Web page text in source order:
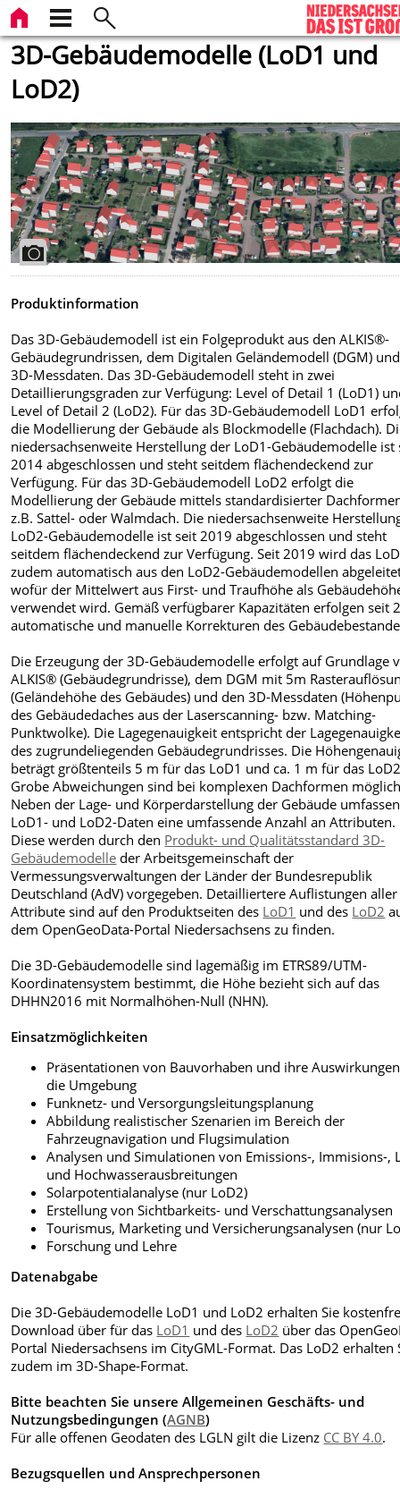
3D-Gebäudemodelle (LoD1 und
LoD2)
Produktinformation
Das 3D-Gebäudemodell ist ein Folgeprodukt aus den ALKIS®-
Gebäudegrundrissen, dem Digitalen Geländemodell (DGM)
3D-Messdaten. Das 3D-Gebäudemodell steht in zwei
Detaillierungsgraden zur Verfügung: Level of Detail 1 (LoD1)
Level of Detail 2 (LoD2). Für das 3D-Gebäudemodell LoD1
die Modellierung der Gebäude als Blockmodelle (Flachdach).
niedersachsenweite Herstellung der LoD1-Gebäudemodelle ist
2014 abgeschlossen und steht seitdem flächendeckend zur
Verfügung. Für das 3D-Gebäudemodell LoD2 erfolgt die
Modellierung der Gebäude mittels standardisierter
z.B. Sattel- oder Walmdach. Die niedersachsenweite
LoD2-Gebäudemodelle ist seit 2019 abgeschlossen und steht
seitdem flächendeckend zur Verfügung. Seit 2019 wird das
zudem automatisch aus den LoD2-Gebäudemodellen
wofür der Mittelwert aus First- und Traufhöhe als
verwendet wird. Gemäß verfügbarer Kapazitäten erfolgen seit
automatische und manuelle Korrekturen des
Die Erzeugung der 3D-Gebäudemodelle erfolgt auf Grundlage
ALKIS® (Gebäudegrundrisse), dem DGM mit 5m
(Geländehöhe des Gebäudes) und den 3D-Messdaten
des Gebäudedaches aus der Laserscanning- bzw. Matching-
Punktwolke). Die Lagegenauigkeit entspricht der
des zugrundeliegenden Gebäudegrundrisses. Die
beträgt größtenteils 5 m für das LoD1 und ca. 1 m für das
Grobe Abweichungen sind bei komplexen Dachformen
Neben der Lage- und Körperdarstellung der Gebäude
LoD1- und LoD2-Daten eine umfassende Anzahl an Attributen.
Diese werden durch den Produkt- und Qualitätsstandard 3D-
Gebäudemodelle der Arbeitsgemeinschaft der
Vermessungsverwaltungen der Länder der Bundesrepublik
Deutschland (AdV) vorgegeben. Detailliertere Auflistungen aller
Attribute sind auf den Produktseiten des LoD1 und des LoD2
dem OpenGeoData-Portal Niedersachsens zu finden.
Die 3D-Gebäudemodelle sind lagemäßig im ETRS89/UTM-
Koordinatensystem bestimmt, die Höhe bezieht sich auf das
DHHN2016 mit Normalhöhen-Null (NHN).
Einsatzmöglichkeiten
Präsentationen von Bauvorhaben und ihre
die Umgebung
Funknetz- und Versorgungsleitungsplanung
Abbildung realistischer Szenarien im Bereich der
Fahrzeugnavigation und Flugsimulation
Analysen und Simulationen von Emissions-, Immisions-,
und Hochwasserausbreitungen
Solarpotentialanalyse (nur LoD2)
Erstellung von Sichtbarkeits- und Verschattungsanalysen
Tourismus, Marketing und Versicherungsanalysen (nur
Forschung und Lehre
Datenabgabe
Die 3D-Gebäudemodelle LoD1 und LoD2 erhalten Sie
Download über für das LoD1 und des LoD2 über das
Portal Niedersachsens im CityGML-Format. Das LoD2 erhalten
zudem im 3D-Shape-Format.
Bitte beachten Sie unsere Allgemeinen Geschäfts- und
Nutzungsbedingungen (AGNB)
Für alle offenen Geodaten des LGLN gilt die Lizenz CC BY 4.0.
Bezugsquellen und Ansprechpersonen